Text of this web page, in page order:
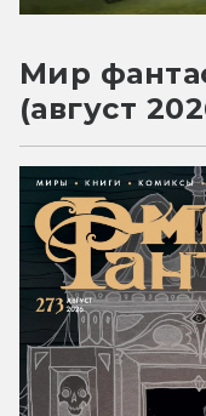
Мир
(август